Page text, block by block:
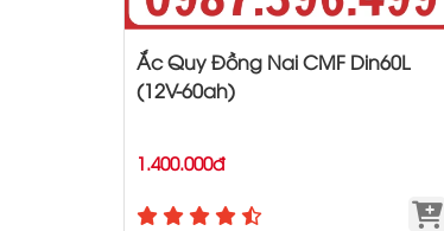
Ắc Quy Đồng Nai CMF Din60L
(12V-60ah)
1.400.000đ